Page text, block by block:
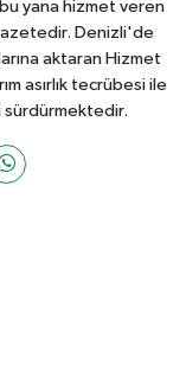
yana hizmet veren
Denizli'de
aktaran Hizmet
asırlık tecrübesi ile
sürdürmektedir.